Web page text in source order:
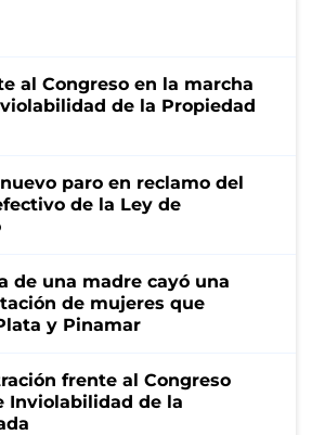
al Congreso en la marcha
de la Propiedad
paro en reclamo del
de la Ley de
de una madre cayó una
de mujeres que
y Pinamar
frente al Congreso
Inviolabilidad de la